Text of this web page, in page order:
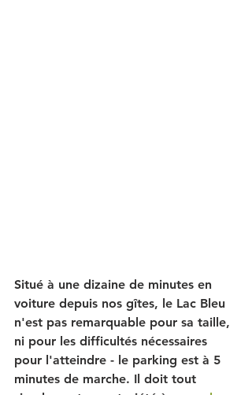
Situé à une dizaine de minutes en
voiture depuis nos gîtes, le Lac Bleu
n'est pas remarquable pour sa taille,
ni pour les difficultés nécessaires
pour l'atteindre - le parking est à 5
minutes de marche. Il doit tout